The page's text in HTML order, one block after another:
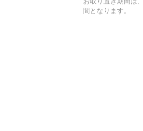
間となります。